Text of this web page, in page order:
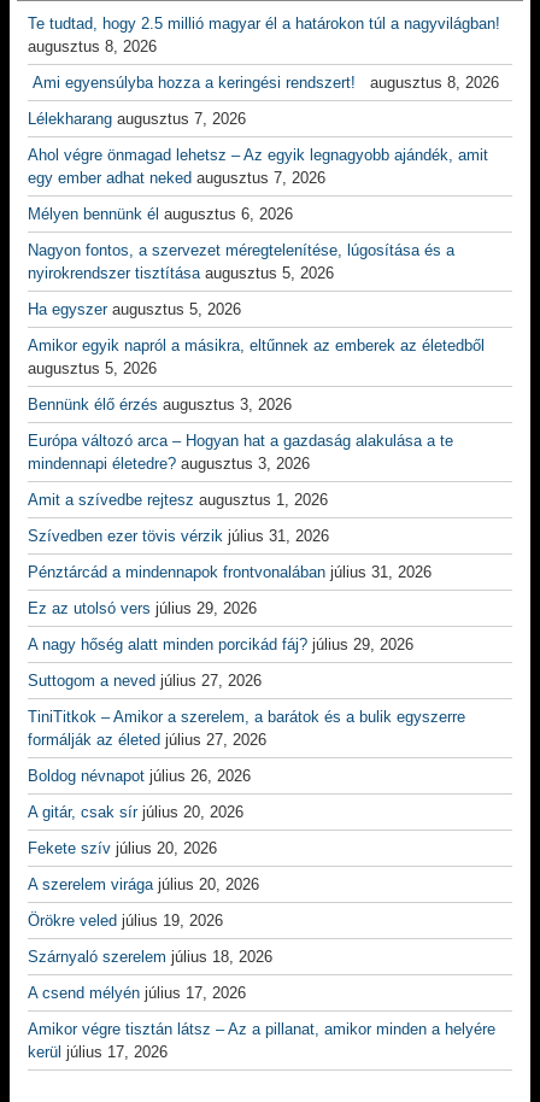
Te tudtad, hogy 2.5 millió magyar él a határokon túl a nagyvilágban!
augusztus 8, 2026
Ami egyensúlyba hozza a keringési rendszert!
augusztus 8, 2026
Lélekharang augusztus 7, 2026
Ahol végre önmagad lehetsz – Az egyik legnagyobb ajándék, amit
egy ember adhat neked augusztus 7, 2026
Mélyen bennünk él augusztus 6, 2026
Nagyon fontos, a szervezet méregtelenítése, lúgosítása és a
nyirokrendszer tisztítása augusztus 5, 2026
Ha egyszer augusztus 5, 2026
Amikor egyik napról a másikra, eltűnnek az emberek az életedből
augusztus 5, 2026
Bennünk élő érzés augusztus 3, 2026
Európa változó arca – Hogyan hat a gazdaság alakulása a te
mindennapi életedre? augusztus 3, 2026
Amit a szívedbe rejtesz augusztus 1, 2026
Szívedben ezer tövis vérzik július 31, 2026
Pénztárcád a mindennapok frontvonalában július 31, 2026
Ez az utolsó vers július 29, 2026
A nagy hőség alatt minden porcikád fáj? július 29, 2026
Suttogom a neved július 27, 2026
TiniTitkok – Amikor a szerelem, a barátok és a bulik egyszerre
formálják az életed július 27, 2026
Boldog névnapot július 26, 2026
A gitár, csak sír július 20, 2026
Fekete szív július 20, 2026
A szerelem virága július 20, 2026
Örökre veled július 19, 2026
Szárnyaló szerelem július 18, 2026
A csend mélyén július 17, 2026
Amikor végre tisztán látsz – Az a pillanat, amikor minden a helyére
kerül július 17, 2026